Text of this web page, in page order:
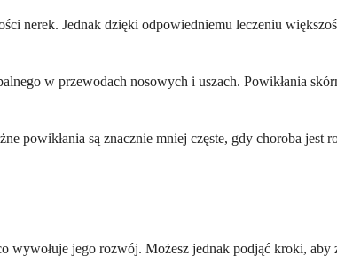
nerek. Jednak dzięki odpowiedniemu leczeniu
w przewodach nosowych i uszach. Powikłania
powikłania są znacznie mniej częste, gdy choroba jest
wywołuje jego rozwój. Możesz jednak podjąć kroki,